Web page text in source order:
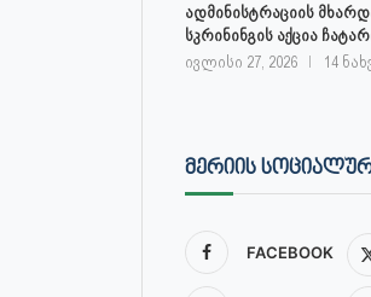
ადმინისტრაციის
სკრინინგის აქცია
ივლისი 27, 2026 14
ᲛᲔᲠᲘᲘᲡ
FACEBOOK